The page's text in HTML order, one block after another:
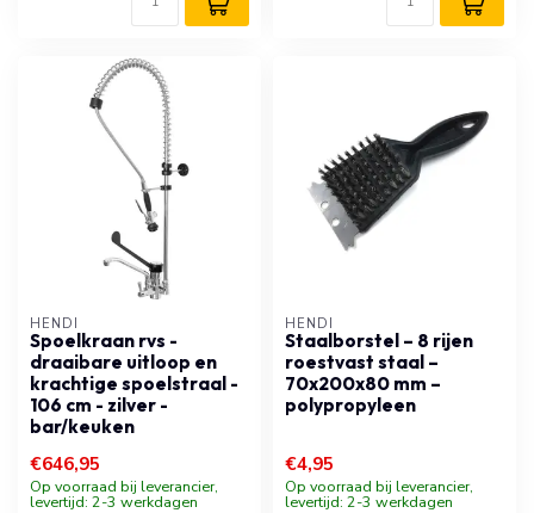
HENDI
Spoelkraan rvs -
draaibare uitloop en
krachtige spoelstraal -
106 cm - zilver -
bar/keuken
€646,95
Op voorraad bij leverancier,
levertijd: 2-3 werkdagen
HENDI
Staalborstel – 8 rijen
roestvast staal –
70x200x80 mm –
polypropyleen
€4,95
Op voorraad bij leverancier,
levertijd: 2-3 werkdagen